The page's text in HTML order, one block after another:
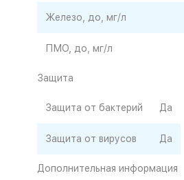
Железо, до, мг/л
ПМО, до, мг/л
Защита
Защита от бактерий Да
Защита от вирусов Да
Дополнительная информация